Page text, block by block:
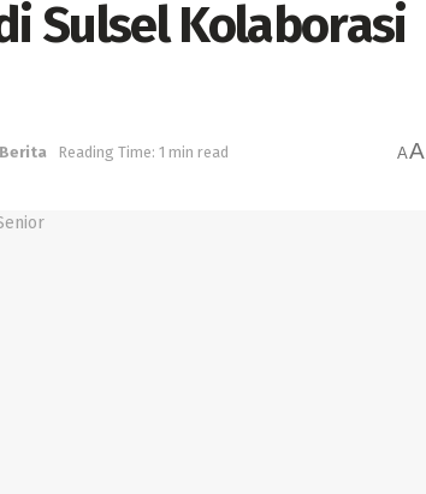
Sulsel Kolaborasi
Berita Reading Time: 1 min read AA